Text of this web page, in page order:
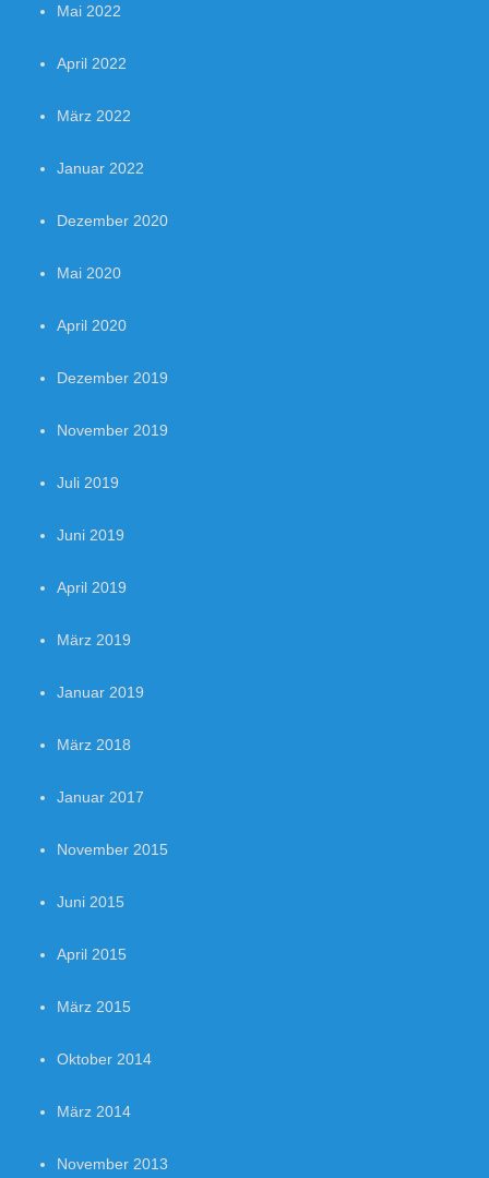
Mai 2022
April 2022
März 2022
Januar 2022
Dezember 2020
Mai 2020
April 2020
Dezember 2019
November 2019
Juli 2019
Juni 2019
April 2019
März 2019
Januar 2019
März 2018
Januar 2017
November 2015
Juni 2015
April 2015
März 2015
Oktober 2014
März 2014
November 2013